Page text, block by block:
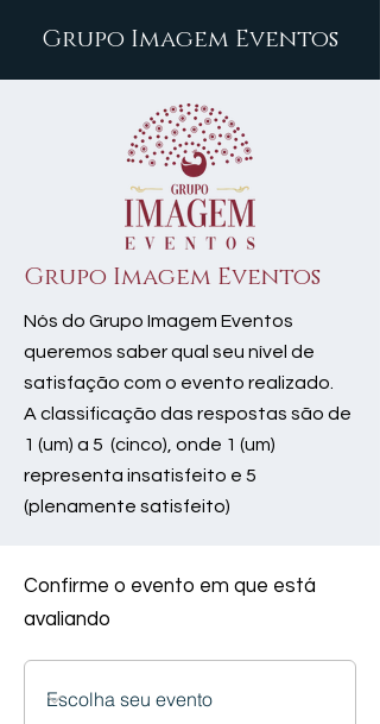
Grupo Imagem Eventos
Grupo Imagem Eventos
Nós do Grupo Imagem Eventos
queremos saber qual seu nível de
satisfação com o evento realizado.
A classificação das respostas são de
1 (um) a 5 (cinco), onde 1 (um)
representa insatisfeito e 5
(plenamente satisfeito)
Confirme o evento em que está
avaliando